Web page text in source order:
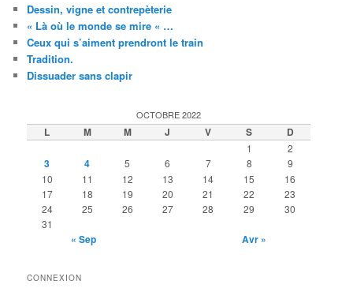
Dessin, vigne et contrepèterie
« Là où le monde se mire « …
Ceux qui s’aiment prendront le train
Tradition.
Dissuader sans clapir
OCTOBRE 2022
L M M J V S D
1 2
3 4 5 6 7 8
9
10
11 12 13 14 15
16
17
18 19 20 21 22
23
24
25 26 27 28 29
30
31
« Sep Avr »
CONNEXION